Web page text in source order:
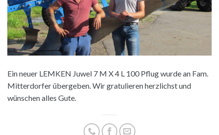
Ein neuer LEMKEN Juwel 7 M X 4 L 100 Pflug wurde an Fam.
Mitterdorfer übergeben. Wir gratulieren herzlichst und
wünschen alles Gute.